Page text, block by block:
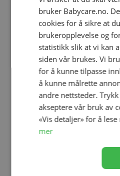
-30%
Legg til
bruker Babycare.no.
cookies for å sikre at
brukeropplevelse og
statistikk slik at vi kan
siden vår brukes. Vi
for å kunne tilpasse
å kunne målrette
andre nettsteder.
akseptere vår bruk av
«Vis detaljer» for å
mer